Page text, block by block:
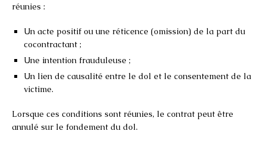
réunies :
Un acte positif ou une réticence (omission) de la part du
cocontractant ;
Une intention frauduleuse ;
Un lien de causalité entre le dol et le consentement de la
victime.
Lorsque ces conditions sont réunies, le contrat peut être
annulé sur le fondement du dol.